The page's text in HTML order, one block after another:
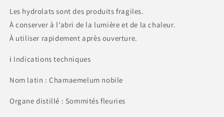
Les hydrolats sont des produits fragiles.
À conserver à l’abri de la lumière et de la chaleur.
À utiliser rapidement après ouverture.
ℹ️ Indications techniques
Nom latin : Chamaemelum nobile
Organe distillé : Sommités fleuries